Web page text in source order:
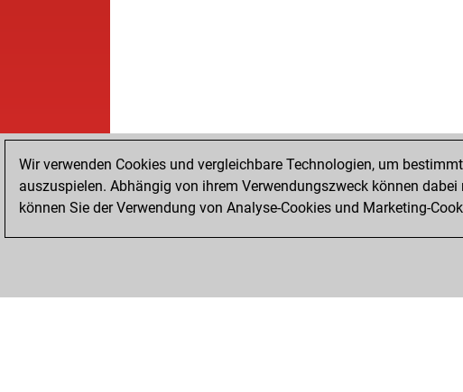
Wir verwenden Cookies und vergleichbare Technologien, um
auszuspielen. Abhängig von ihrem Verwendungszweck können
können Sie der Verwendung von Analyse-Cookies und Marketing-